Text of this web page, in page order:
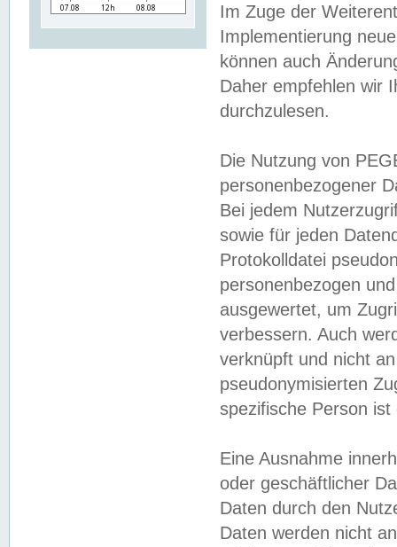
Im Zuge der
Implementierung
können auch
Daher empfehlen wir
durchzulesen.
Die Nutzung von
personenbezogener
Bei jedem
sowie für jeden
Protokolldatei
personenbezogen
ausgewertet, um
verbessern. Auch
verknüpft und nicht
pseudonymisierten
spezifische Person
Eine Ausnahme
oder geschäftlicher
Daten durch den
Daten werden nicht